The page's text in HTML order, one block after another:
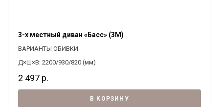
3-х местный диван «Басс» (3M)
ВАРИАНТЫ ОБИВКИ
Д×Ш×В: 2200/930/820 (мм)
2 497 р.
В КОРЗИНУ